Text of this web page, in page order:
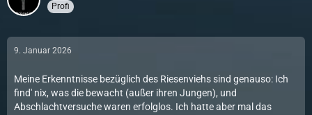
Profi
9. Januar 2026
Meine Erkenntnisse bezüglich des Riesenviehs sind genauso: Ich
find' nix, was die bewacht (außer ihren Jungen), und
Abschlachtversuche waren erfolglos. Ich hatte aber mal das